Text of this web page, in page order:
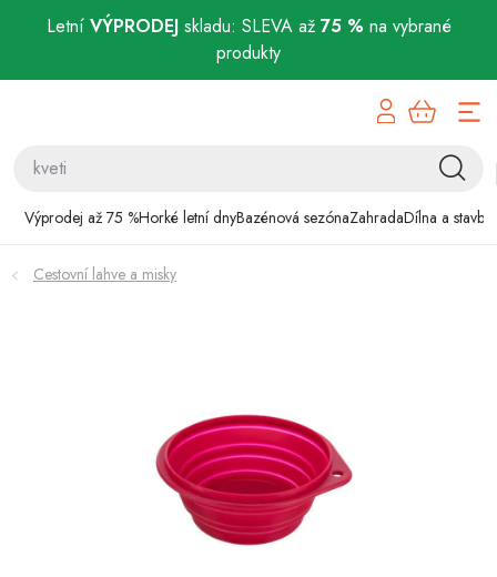
Letní VÝPRODEJskladu: SLEVA až 75 % na vybrané
produkty
Výprodej až 75 %Horké letní dnyBazénová sezónaZahradaDílna a stavba
Bazénová sezóna
Zahrada
Chovatelské potřeby
Cestovní lahve a misky